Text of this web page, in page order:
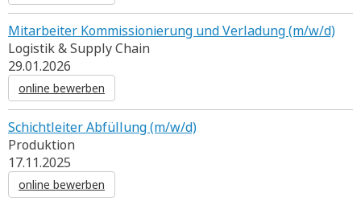
Mitarbeiter Kommissionierung und Verladung (m/w/d)
Logistik & Supply Chain
29.01.2026
online bewerben
Schichtleiter Abfüllung (m/w/d)
Produktion
17.11.2025
online bewerben